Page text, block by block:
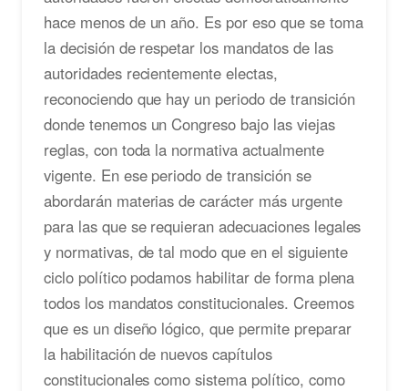
hace menos de un año. Es por eso que se toma
la decisión de respetar los mandatos de las
autoridades recientemente electas,
reconociendo que hay un periodo de transición
donde tenemos un Congreso bajo las viejas
reglas, con toda la normativa actualmente
vigente. En ese periodo de transición se
abordarán materias de carácter más urgente
para las que se requieran adecuaciones legales
y normativas, de tal modo que en el siguiente
ciclo político podamos habilitar de forma plena
todos los mandatos constitucionales. Creemos
que es un diseño lógico, que permite preparar
la habilitación de nuevos capítulos
constitucionales como sistema político, como